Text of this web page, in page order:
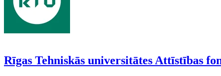
Rīgas Tehniskās universitātes Attīstības